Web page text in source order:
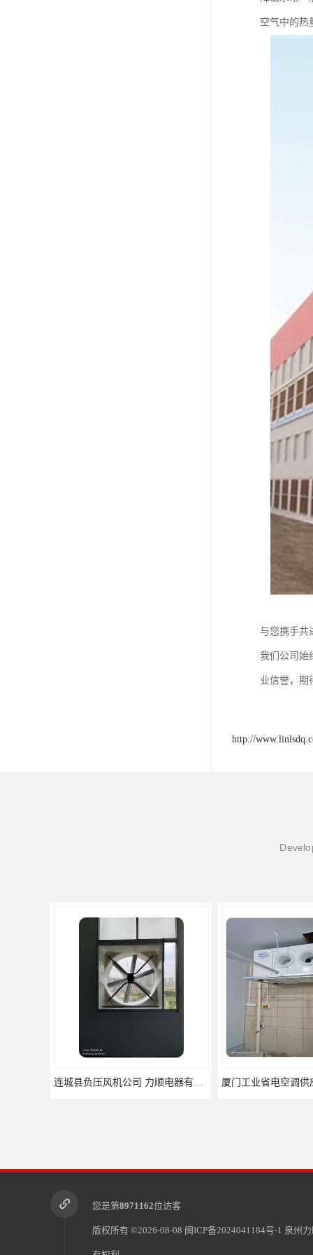
空气中的热
与您携手共
我们公司始
业信誉，期
http://
厦门工业省电空调供应 保持空气湿润 出风温和 金门县水冷水冷
您是第8971162位访客
版权所有 ©2026-08-08 闽ICP备2024041184号-1 泉州